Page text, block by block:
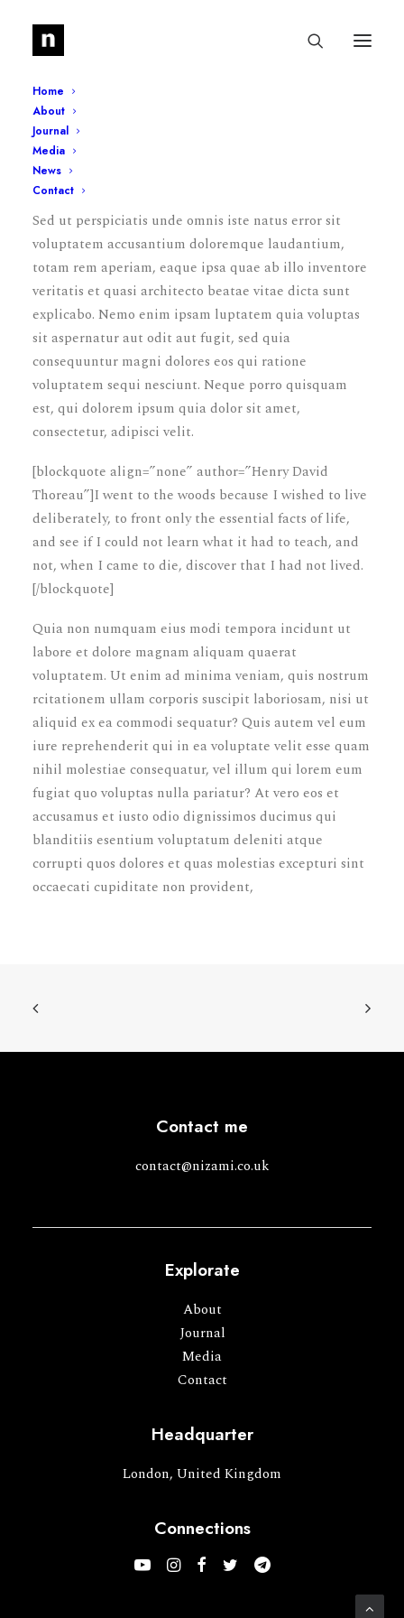
Home
About
Journal
Media
News
Contact
Portfolio Demo 11
Sed ut perspiciatis unde omnis iste natus error sit
voluptatem accusantium doloremque laudantium,
totam rem aperiam, eaque ipsa quae ab illo inventore
veritatis et quasi architecto beatae vitae dicta sunt
explicabo. Nemo enim ipsam luptatem quia voluptas
sit aspernatur aut odit aut fugit, sed quia
consequuntur magni dolores eos qui ratione
voluptatem sequi nesciunt. Neque porro quisquam
est, qui dolorem ipsum quia dolor sit amet,
consectetur, adipisci velit.
[blockquote align=”none” author=”Henry David
Thoreau”]I went to the woods because I wished to live
deliberately, to front only the essential facts of life,
and see if I could not learn what it had to teach, and
not, when I came to die, discover that I had not lived.
[/blockquote]
Quia non numquam eius modi tempora incidunt ut
labore et dolore magnam aliquam quaerat
voluptatem. Ut enim ad minima veniam, quis nostrum
rcitationem ullam corporis suscipit laboriosam, nisi ut
aliquid ex ea commodi sequatur? Quis autem vel eum
iure reprehenderit qui in ea voluptate velit esse quam
nihil molestiae consequatur, vel illum qui lorem eum
fugiat quo voluptas nulla pariatur? At vero eos et
accusamus et iusto odio dignissimos ducimus qui
blanditiis esentium voluptatum deleniti atque
corrupti quos dolores et quas molestias excepturi sint
occaecati cupiditate non provident,
Contact me
contact@nizami.co.uk
Explorate
About
Journal
Media
Contact
Headquarter
London, United Kingdom
Connections